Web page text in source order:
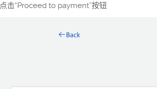
点击“Proceed to payment”按钮